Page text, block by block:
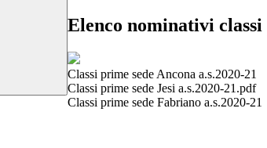
Elenco nominativi
Classi prime sede Ancona a.s.2020-21
Classi prime sede Jesi a.s.2020-21.pdf
Classi prime sede Fabriano a.s.2020-21